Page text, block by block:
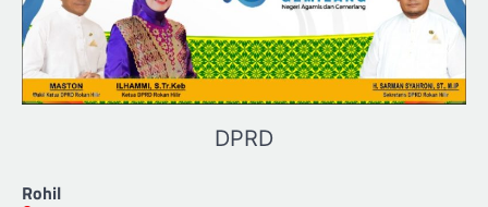
DPRD
Rohil